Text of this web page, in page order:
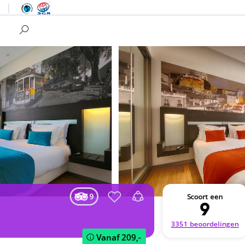
9
Vanaf209,-
Scoort een
9
3351 beoordelingen